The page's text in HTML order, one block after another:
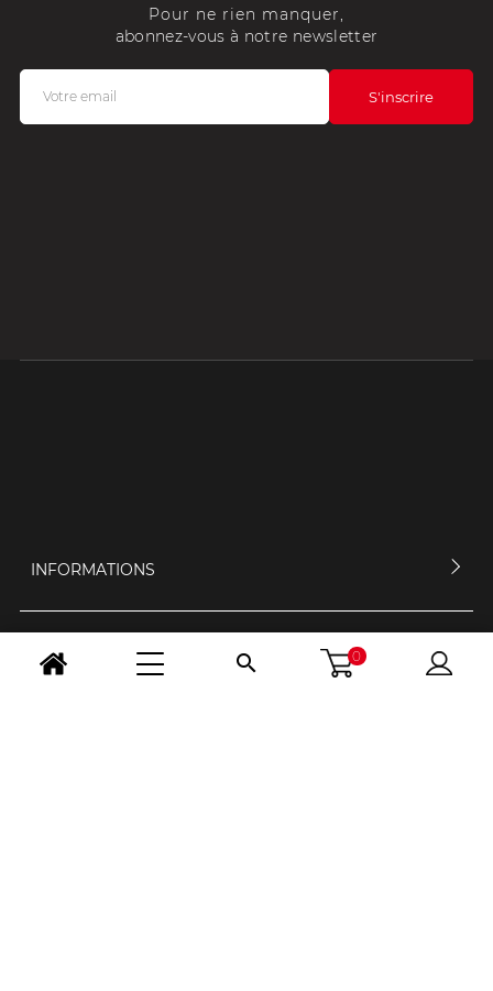
Pour ne rien manquer,
abonnez-vous à notre newsletter
INFORMATIONS
MON COMPTE  0